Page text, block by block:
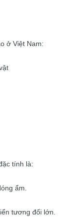
ở Việt Nam:
tính là:
ẩm.
tương đối lớn.